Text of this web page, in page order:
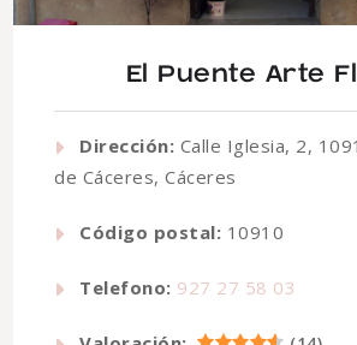
El Puente Arte
Dirección: Calle Iglesia, 2,
de Cáceres, Cáceres
Código postal: 10910
Telefono: 927 27 58 03